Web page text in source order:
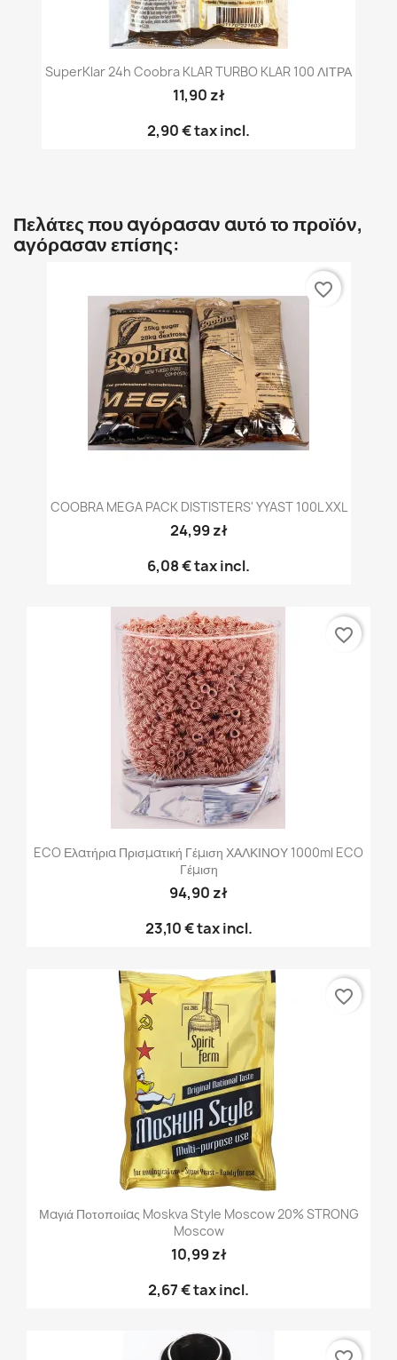
SuperKlar 24h Coobra KLAR TURBO KLAR 100 ΛΙΤΡΑ
11,90 zł
2,90 €tax incl.
Πελάτες που αγόρασαν αυτό το προϊόν,
αγόρασαν επίσης:
COOBRA MEGA PACK DISTISTERS' YYAST 100L XXL
24,99 zł
6,08 €tax incl.
favorite_border
ECO Ελατήρια Πρισματική Γέμιση ΧΑΛΚΙΝΟΥ 1000ml ECO
Γέμιση
94,90 zł
23,10 €tax incl.
favorite_border
Μαγιά Ποτοποιίας Moskva Style Moscow 20% STRONG
Moscow
10,99 zł
2,67 €tax incl.
favorite_border